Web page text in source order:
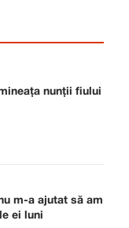
nunții fiului
m-a ajutat să am
ei luni